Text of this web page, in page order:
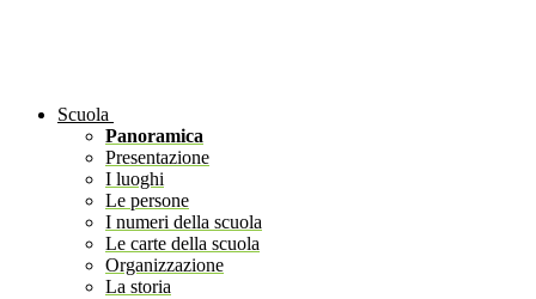
Scuola
Panoramica
Presentazione
I luoghi
Le persone
I numeri della scuola
Le carte della scuola
Organizzazione
La storia